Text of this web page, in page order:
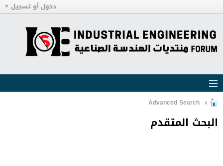
دخول أو تسجيل
البحث المتقدم